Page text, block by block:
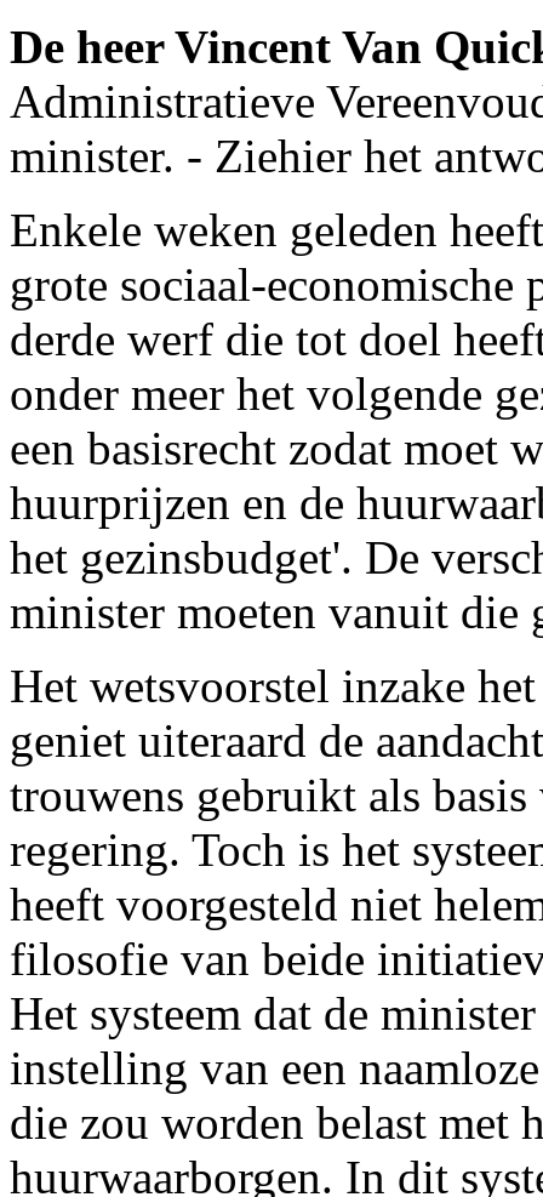
De heer Vincent Van
Administratieve
minister. - Ziehier het
Enkele weken geleden
grote sociaal-economische
derde werf die tot doel
onder meer het volgende
een basisrecht zodat moet
huurprijzen en de
het gezinsbudget'. De
minister moeten vanuit die
Het wetsvoorstel inzake
geniet uiteraard de
trouwens gebruikt als
regering. Toch is het
heeft voorgesteld niet
filosofie van beide
Het systeem dat de
instelling van een
die zou worden belast met
huurwaarborgen. In dit